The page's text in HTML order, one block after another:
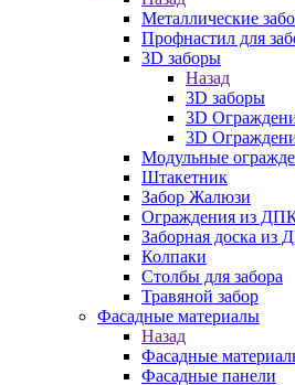
Металлические
Профнастил для
3D заборы
Назад
3D заборы
3D
3D
Модульные
Штакетник
Забор Жалюзи
Ограждения из
Заборная доска из
Колпаки
Столбы для забора
Травяной забор
Фасадные материалы
Назад
Фасадные
Фасадные панели